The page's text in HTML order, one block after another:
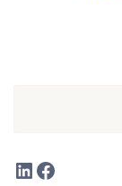
LinkedIn
Facebook